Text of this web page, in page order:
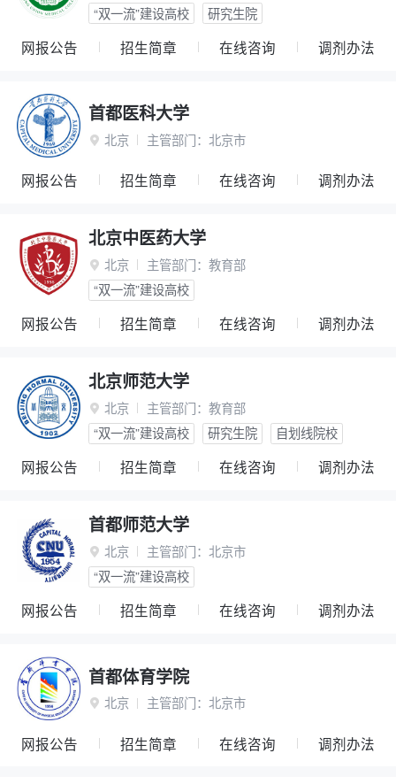
“双一流”建设高校
研究生院
网报公告 招生简章 在线咨询 调剂办法
首都医科大学
 北京 主管部门： 北京市
网报公告 招生简章 在线咨询 调剂办法
北京中医药大学
 北京 主管部门： 教育部
“双一流”建设高校
网报公告 招生简章 在线咨询 调剂办法
北京师范大学
 北京 主管部门： 教育部
“双一流”建设高校
研究生院 自划线院校
网报公告 招生简章 在线咨询 调剂办法
首都师范大学
 北京 主管部门： 北京市
“双一流”建设高校
网报公告 招生简章 在线咨询 调剂办法
首都体育学院
 北京 主管部门： 北京市
网报公告 招生简章 在线咨询 调剂办法